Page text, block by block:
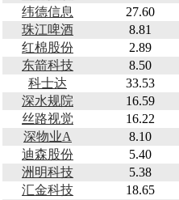
纬德信息
27.60
珠江啤酒
8.81
红棉股份
2.89
东箭科技
8.50
科士达
33.53
深水规院
16.59
丝路视觉
16.22
深物业A
8.10
迪森股份
5.40
洲明科技
5.38
汇金科技
18.65